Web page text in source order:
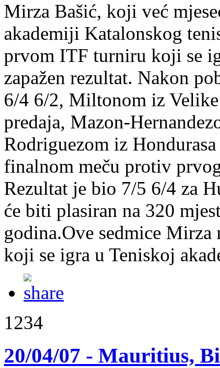
Mirza Bašić, koji već
akademiji Katalonskog
prvom ITF turniru koji se
zapažen rezultat. Nakon
6/4 6/2, Miltonom iz
predaja, Mazon-
Rodriguezom iz
finalnom meču protiv
Rezultat je bio 7/5 6/4 za
će biti plasiran na 320
godina.Ove sedmice
koji se igra u Teniskoj
1234
20/04/07 - Mauritius,